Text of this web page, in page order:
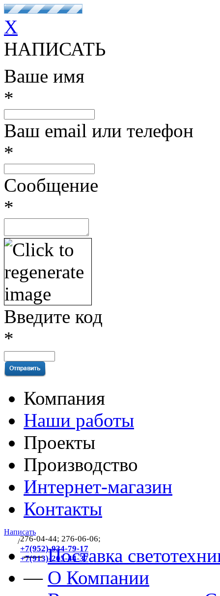
X
НАПИСАТЬ
Ваше имя
*
Ваш email или телефон
*
Сообщение
*
Введите код
*
Компания
Наши работы
Проекты
Производство
Интернет-магазин
Контакты
Написать
/276-04-44; 276-06-06;
+7(952)-934-79-17
+7(913)-205-44-37
—Поставка
— О Компании